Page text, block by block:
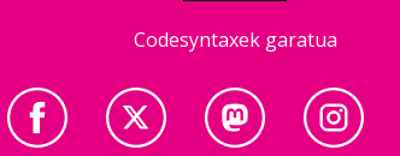
Codesyntaxek garatua